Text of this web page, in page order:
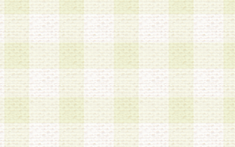
同意を得たうえで利用するものとし
の実施または運営
に係る謝礼、景品、調査サンプル品
電話、メール等の問い合わせなどへ
らに付随する業務
員個人を識別することのできる情報